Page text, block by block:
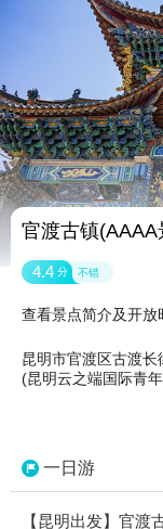
官渡古镇(AAAA
4.4 分 不错
查看景点简介及开放
昆明市官渡区古渡
(昆明云之端国际青
一日游
【昆明出发】官渡